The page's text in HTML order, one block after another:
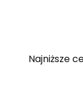
Najniższe